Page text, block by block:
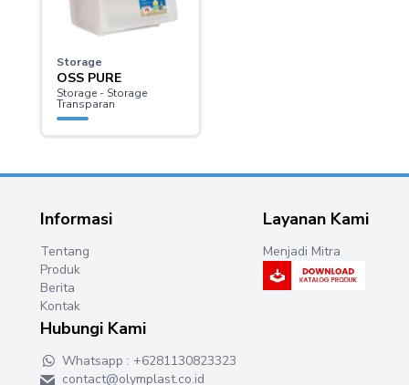
Storage
OSS PURE
Storage - Storage
Transparan
Informasi
Tentang
Produk
Berita
Kontak
Layanan Kami
Menjadi Mitra
Hubungi Kami
Whatsapp : +6281130823323
contact@olymplast.co.id